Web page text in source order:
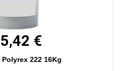
€
Polyrex 222 16Kg